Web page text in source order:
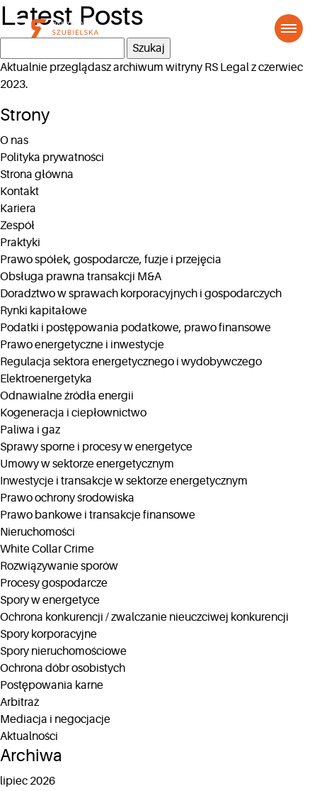
Latest Posts
Aktualnie przeglądasz archiwum witryny RS Legalz czerwiec
2023.
Strony
O nas
Polityka prywatności
Strona główna
Kontakt
Kariera
Zespół
Praktyki
Prawo spółek, gospodarcze, fuzje i przejęcia
Obsługa prawna transakcji M&A
Doradztwo w sprawach korporacyjnych i gospodarczych
Rynki kapitałowe
Podatki i postępowania podatkowe, prawo finansowe
Prawo energetyczne i inwestycje
Regulacja sektora energetycznego i wydobywczego
Elektroenergetyka
Odnawialne źródła energii
Kogeneracja i ciepłownictwo
Paliwa i gaz
Sprawy sporne i procesy w energetyce
Umowy w sektorze energetycznym
Inwestycje i transakcje w sektorze energetycznym
Prawo ochrony środowiska
Prawo bankowe i transakcje finansowe
Nieruchomości
White Collar Crime
Rozwiązywanie sporów
Procesy gospodarcze
Spory w energetyce
Ochrona konkurencji / zwalczanie nieuczciwej konkurencji
Spory korporacyjne
Spory nieruchomościowe
Ochrona dóbr osobistych
Postępowania karne
Arbitraż
Mediacja i negocjacje
Aktualności
Archiwa
lipiec 2026